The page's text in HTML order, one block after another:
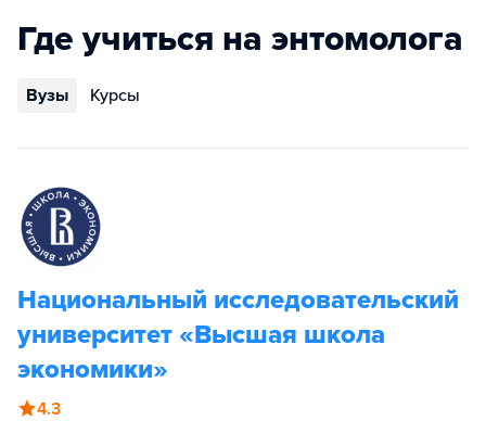
Где учиться на энтомолога
Вузы Курсы
Национальный исследовательский
университет «Высшая школа
экономики»
4.3